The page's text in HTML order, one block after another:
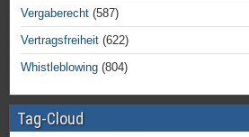
Vergaberecht (587)
Vertragsfreiheit (622)
Whistleblowing (804)
Tag-Cloud